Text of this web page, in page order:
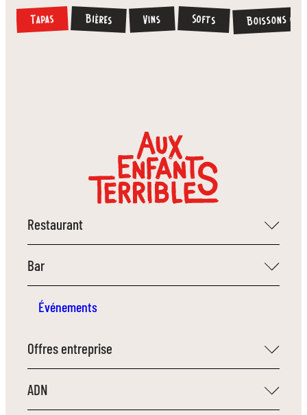
Tapas Bières Vins Softs Boissons
Restaurant
Bar
Événements
Offres entreprise
ADN